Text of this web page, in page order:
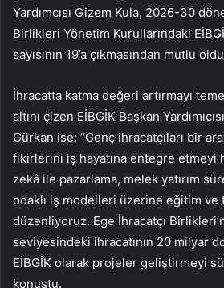
Yardımcısı Gizem Kula, 2026-30
Birlikleri Yönetim Kurullarındaki
sayısının 19’a çıkmasından mutlu
İhracatta katma değeri artırmayı
altını çizen EİBGİK Başkan
Gürkan ise; “Genç ihracatçıları bir
fikirlerini iş hayatına entegre etmeyi
zekâ ile pazarlama, melek yatırım
odaklı iş modelleri üzerine eğitim ve
düzenliyoruz. Ege İhracatçı
seviyesindeki ihracatının 20 milyar
EİBGİK olarak projeler geliştirmeyi
konuştu.